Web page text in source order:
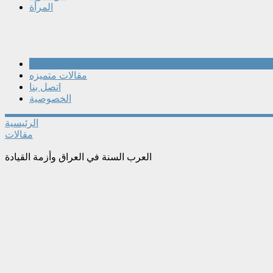
المرأة
مقالات متميزه
اتصل بنا
الخصوصية
الرئيسية
مقالات
العرب السنة في العراق وأزمة القيادة